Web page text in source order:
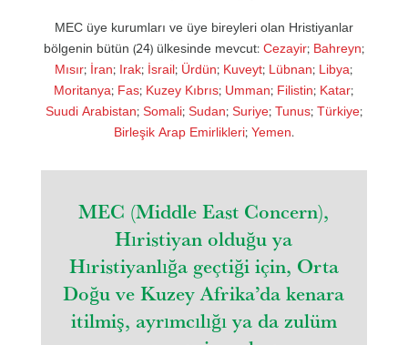
MEC üye kurumları ve üye bireyleri olan Hristiyanlar
bölgenin bütün (24) ülkesinde mevcut: Cezayir; Bahreyn;
Mısır; İran; Irak; İsrail; Ürdün; Kuveyt; Lübnan; Libya;
Moritanya; Fas; Kuzey Kıbrıs; Umman; Filistin; Katar;
Suudi Arabistan; Somali; Sudan; Suriye; Tunus; Türkiye;
Birleşik Arap Emirlikleri; Yemen.
MEC (Middle East Concern),
Hıristiyan olduğu ya
Hıristiyanlığa geçtiği için, Orta
Doğu ve Kuzey Afrika’da kenara
itilmiş, ayrımcılığı ya da zulüm